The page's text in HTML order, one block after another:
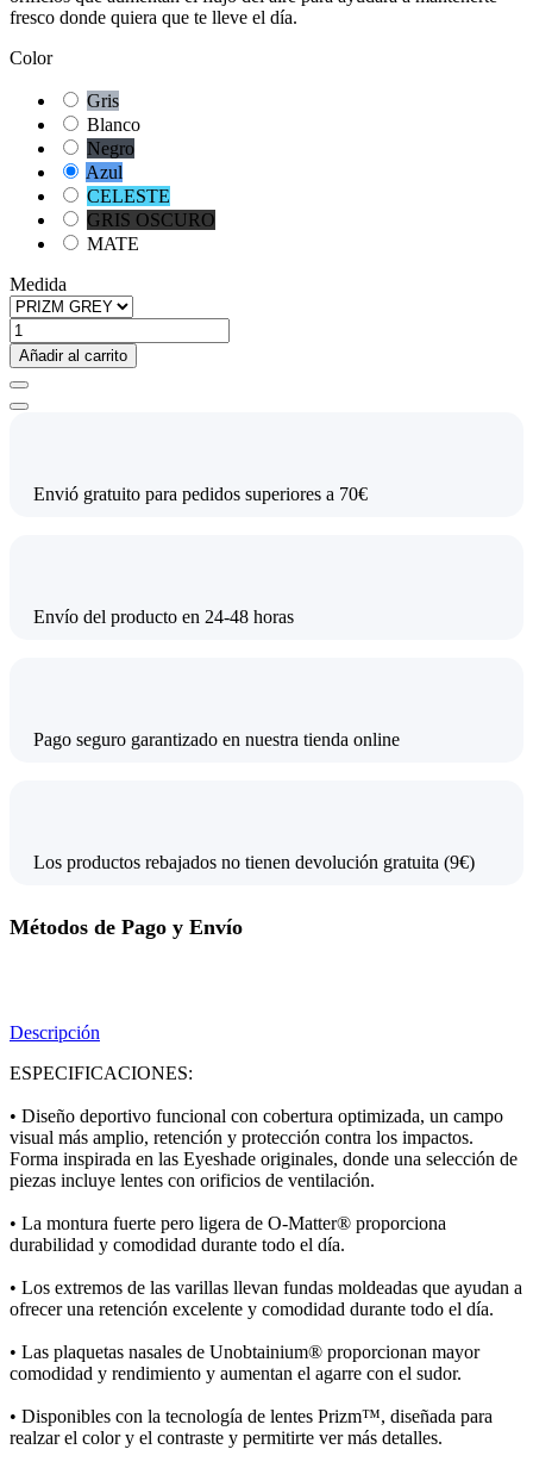
fresco donde quiera que te lleve el día.
Color
Gris
Blanco
Negro
Azul
CELESTE
GRIS OSCURO
MATE
Medida
Añadir al carrito
Envió gratuito para pedidos superiores a 70€
Envío del producto en 24-48 horas
Pago seguro garantizado en nuestra tienda online
Los productos rebajados no tienen devolución gratuita (9€)
Métodos de Pago y Envío
Descripción
ESPECIFICACIONES:
• Diseño deportivo funcional con cobertura optimizada, un campo
visual más amplio, retención y protección contra los impactos.
Forma inspirada en las Eyeshade originales, donde una selección de
piezas incluye lentes con orificios de ventilación.
• La montura fuerte pero ligera de O-Matter® proporciona
durabilidad y comodidad durante todo el día.
• Los extremos de las varillas llevan fundas moldeadas que ayudan a
ofrecer una retención excelente y comodidad durante todo el día.
• Las plaquetas nasales de Unobtainium® proporcionan mayor
comodidad y rendimiento y aumentan el agarre con el sudor.
• Disponibles con la tecnología de lentes Prizm™, diseñada para
realzar el color y el contraste y permitirte ver más detalles.